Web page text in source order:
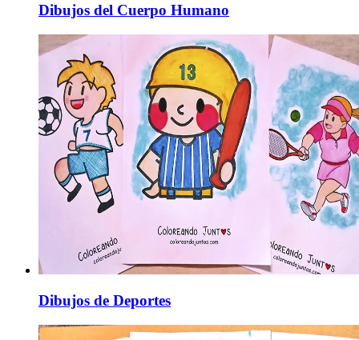
Dibujos del Cuerpo Humano
Dibujos de Deportes